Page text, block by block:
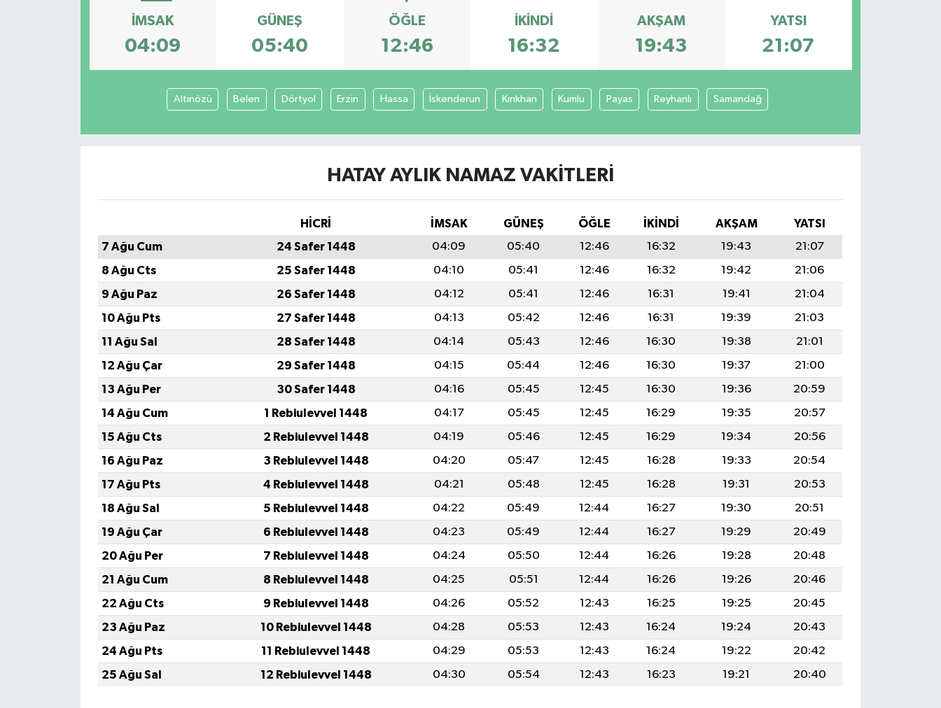
İMSAK
04:09
GÜNEŞ
05:40
ÖĞLE
12:46
İKINDI
16:32
AKŞAM
19:43
YATSI
21:07
Altınözü Belen Dörtyol Erzin Hassa İskenderun Kırıkhan Kumlu Payas Reyhanlı Samandağ
HATAY AYLIK NAMAZ VAKITLERI
HİCRİ İMSAK GÜNEŞ ÖĞLE İKINDI AKŞAM
YATSI
7 Ağu Cum
24 Safer 1448 04:09 05:40 12:46 16:32 19:43
21:07
8 Ağu Cts
25 Safer 1448 04:10 05:41 12:46 16:32 19:42
21:06
9 Ağu Paz
26 Safer 1448 04:12 05:41 12:46 16:31 19:41
21:04
10 Ağu Pts
27 Safer 1448 04:13 05:42 12:46 16:31 19:39
21:03
11 Ağu Sal
28 Safer 1448 04:14 05:43 12:46 16:30 19:38
21:01
12 Ağu Çar
29 Safer 1448 04:15 05:44 12:46 16:30 19:37
21:00
13 Ağu Per
30 Safer 1448 04:16 05:45 12:45 16:30 19:36
20:59
14 Ağu Cum
1 Rebiulevvel 1448 04:17 05:45 12:45 16:29 19:35
20:57
15 Ağu Cts
2 Rebiulevvel 1448 04:19 05:46 12:45 16:29 19:34
20:56
16 Ağu Paz
3 Rebiulevvel 1448 04:20 05:47 12:45 16:28 19:33
20:54
17 Ağu Pts
4 Rebiulevvel 1448 04:21 05:48 12:45 16:28 19:31
20:53
18 Ağu Sal
5 Rebiulevvel 1448 04:22 05:49 12:44 16:27 19:30
20:51
19 Ağu Çar
6 Rebiulevvel 1448 04:23 05:49 12:44 16:27 19:29
20:49
20 Ağu Per
7 Rebiulevvel 1448 04:24 05:50 12:44 16:26 19:28
20:48
21 Ağu Cum
8 Rebiulevvel 1448 04:25 05:51 12:44 16:26 19:26
20:46
22 Ağu Cts
9 Rebiulevvel 1448 04:26 05:52 12:43 16:25 19:25
20:45
23 Ağu Paz
10 Rebiulevvel 1448 04:28 05:53 12:43 16:24 19:24
20:43
24 Ağu Pts
11 Rebiulevvel 1448 04:29 05:53 12:43 16:24 19:22
20:42
25 Ağu Sal
12 Rebiulevvel 1448 04:30 05:54 12:43 16:23 19:21 20:40